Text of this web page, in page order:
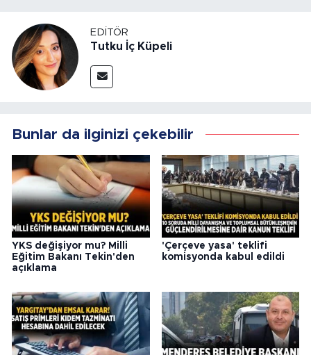
EDITÖR
Tutku İç Küpeli
Bunlar da ilginizi çekebilir
YKS değişiyor mu? Milli
Eğitim Bakanı Tekin'den
açıklama
'Çerçeve yasa' teklifi
komisyonda kabul edildi